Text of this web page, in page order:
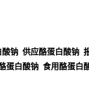
钠 供应酪蛋白酸钠
白酸钠 食用酪蛋